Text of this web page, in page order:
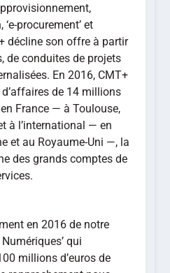
procurement’ et
décline son offre à partir
de conduites de projets
En 2016, CMT+
de 14 millions
France — à Toulouse,
à l’international — en
et au Royaume-Uni —, la
des grands comptes de
en 2016 de notre
qui
millions d’euros de